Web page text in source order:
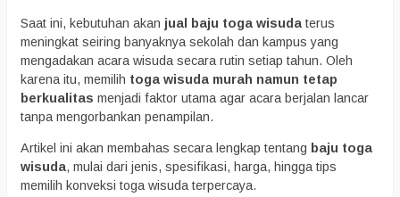
Saat ini, kebutuhan akan jual baju toga wisuda terus
meningkat seiring banyaknya sekolah dan kampus yang
mengadakan acara wisuda secara rutin setiap tahun. Oleh
karena itu, memilih toga wisuda murah namun tetap
berkualitas menjadi faktor utama agar acara berjalan lancar
tanpa mengorbankan penampilan.
Artikel ini akan membahas secara lengkap tentang baju toga
wisuda, mulai dari jenis, spesifikasi, harga, hingga tips
memilih konveksi toga wisuda terpercaya.